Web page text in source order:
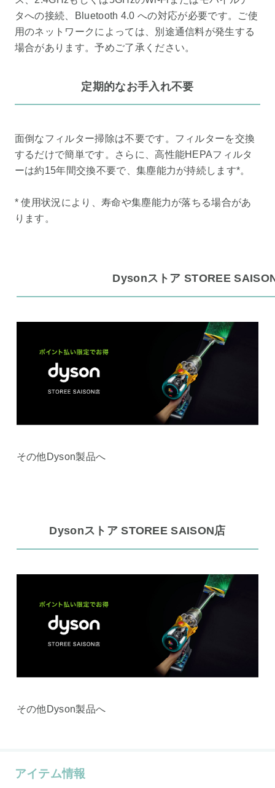
タへの接続、Bluetooth 4.0 への対応が必要です。ご使
用のネットワークによっては、別途通信料が発生する
場合があります。予めご了承ください。
定期的なお手入れ不要
面倒なフィルター掃除は不要です。フィルターを交換
するだけで簡単です。さらに、高性能HEPAフィルタ
ーは約15年間交換不要で、集塵能力が持続します*。
* 使用状況により、寿命や集塵能力が落ちる場合があ
ります。
Dysonストア STOREE
その他Dyson製品へ
Dysonストア STOREE SAISON店
その他Dyson製品へ
アイテム情報